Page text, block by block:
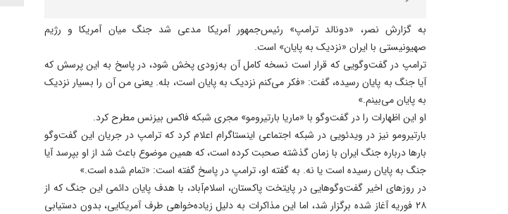
به گزارش نصر، «دونالد ترامپ» رئیس‌جمهور آمریکا مدعی شد جنگ میان آمریکا و رژیم
صهیونیستی با ایران «نزدیک به پایان» است.
ترامپ در گفت‌وگویی که قرار است نسخه کامل آن به‌زودی پخش شود، در پاسخ به این پرسش که
آیا جنگ به پایان رسیده، گفت: «فکر می‌کنم نزدیک به پایان است، بله. یعنی من آن را بسیار نزدیک
به پایان می‌بینم.»
او این اظهارات را در گفت‌وگو با «ماریا بارتیرومو» مجری شبکه فاکس بیزنس مطرح کرد.
بارتیرومو نیز در ویدئویی در شبکه اجتماعی اینستاگرام اعلام کرد که ترامپ در جریان این گفت‌وگو
بارها درباره جنگ ایران با زمان گذشته صحبت کرده است، که همین موضوع باعث شد از او بپرسد آیا
جنگ به پایان رسیده است یا نه. به گفته او، ترامپ در پاسخ گفته است: «تمام شده است.»
در روزهای اخیر گفت‌وگوهایی در پایتخت پاکستان، اسلام‌آباد، با هدف پایان دائمی این جنگ که از
۲۸ فوریه آغاز شده برگزار شد، اما این مذاکرات به دلیل زیاده‌خواهی طرف آمریکایی، بدون دستیابی